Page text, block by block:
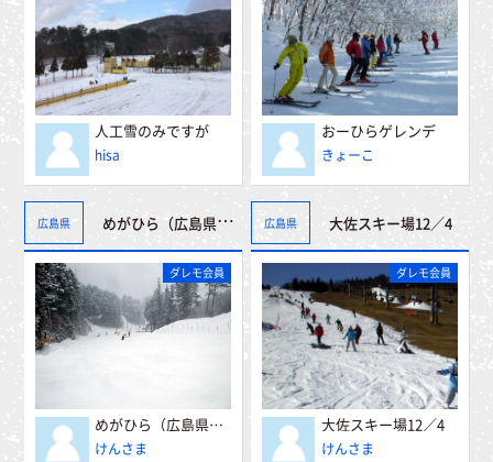
人工雪のみですが
hisa
おーひらゲレンデ
きょーこ
広島県 めがひら（広島県）2010／12／16
ダレモ会員
めがひら（広島県）2010／12／16
けんさま
広島県 大佐スキー場12／4
ダレモ会員
大佐スキー場12／4
けんさま